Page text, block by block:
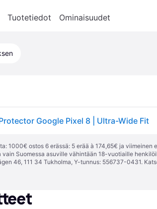
Tuotetiedot Ominaisuudet
Google Pixel 8 | Ultra-Wide Fit
1000€ ostos 6 erässä: 5 erää à 174,65€ ja
vain Suomessa asuville vähintään 18-vuotiaille
46, 111 34 Tukholma, Y-tunnus: 556737-0431.